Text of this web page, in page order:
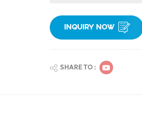
INQUIRY NOW
SHARE TO :